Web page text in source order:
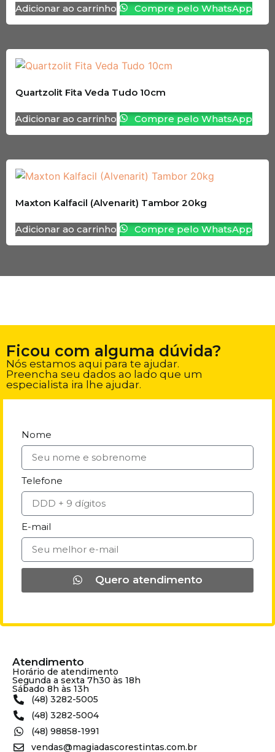
Adicionar ao carrinho Compre pelo WhatsApp
Quartzolit Fita Veda Tudo 10cm
Adicionar ao carrinho Compre pelo WhatsApp
Maxton Kalfacil (Alvenarit) Tambor 20kg
Adicionar ao carrinho Compre pelo WhatsApp
Ficou com alguma dúvida?
Nós estamos aqui para te ajudar.
Preencha seu dados ao lado que um
especialista ira lhe ajudar.
Nome
Telefone
E-mail
Quero atendimento
Atendimento
Horário de atendimento
Segunda a sexta 7h30 às 18h
Sábado 8h às 13h
(48) 3282-5005
(48) 3282-5004
(48) 98858-1991
vendas@magiadascorestintas.com.br